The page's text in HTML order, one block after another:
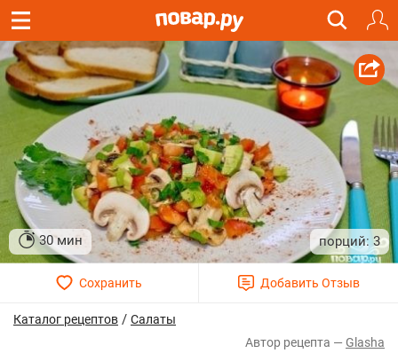
30 мин 3
Каталог рецептов / Салаты
Glasha